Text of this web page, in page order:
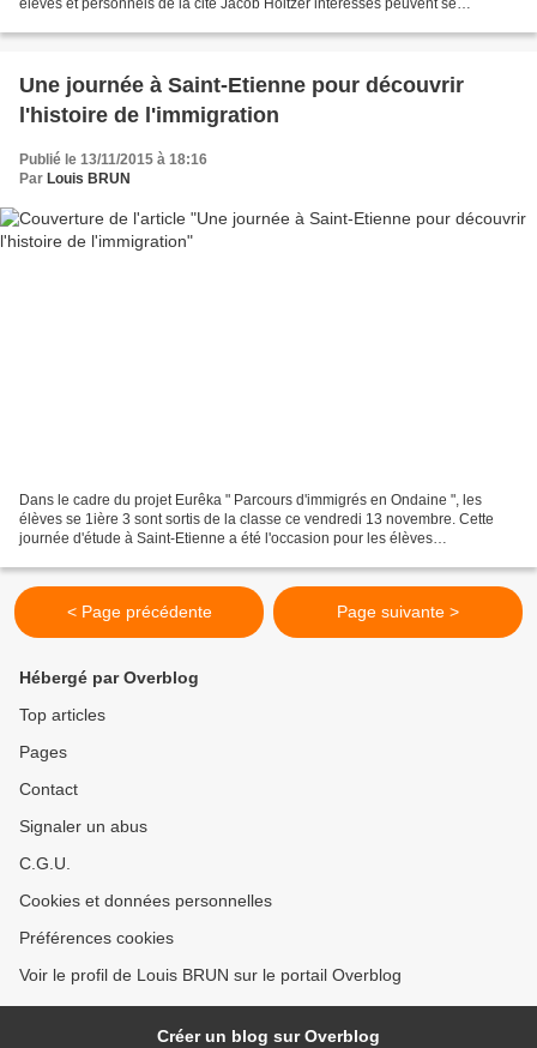
élèves et personnels de la cité Jacob Holtzer intéressés peuvent se
Une journée à Saint-Etienne pour découvrir
l'histoire de l'immigration
Publié le 13/11/2015 à 18:16
Par Louis BRUN
Dans le cadre du projet Eurêka " Parcours d'immigrés en Ondaine ", les
élèves se 1ière 3 sont sortis de la classe ce vendredi 13 novembre. Cette
journée d'étude à Saint-Etienne a été l'occasion pour les élèves
< Page précédente Page suivante >
Hébergé par Overblog
Top articles
Pages
Contact
Signaler un abus
C.G.U.
Cookies et données personnelles
Préférences cookies
Voir le profil de Louis BRUN sur le portail Overblog
Créer un blog sur Overblog